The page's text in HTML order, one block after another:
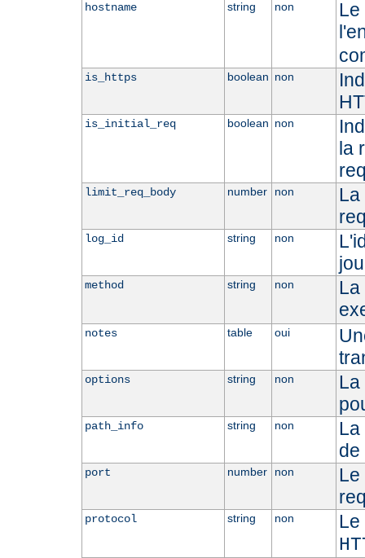
hostname string non
Le
is_https boolean non
is_initial_req boolean non
la
limit_req_body number non
La
log_id string non
method string non
La
notes table oui
options string non
La
path_info string non
La
de
port number non
Le
protocol string non
Le